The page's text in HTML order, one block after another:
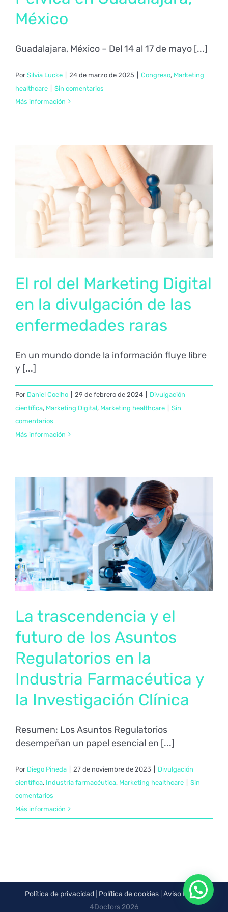
México
Guadalajara, México – Del 14 al 17 de mayo [...]
Por Silvia Lucke 24 de marzo de 2025 Congreso, Marketing
healthcare
Sin comentarios
Más información
El rol del Marketing Digital
en la divulgación de las
enfermedades raras
En un mundo donde la información fluye libre
y [...]
Por Daniel Coelho 29 de febrero de 2024
Divulgación
científica, Marketing Digital, Marketing healthcare
Sin
comentarios
Más información
La trascendencia y el
futuro de los Asuntos
Regulatorios en la
Industria Farmacéutica y
la Investigación Clínica
Resumen: Los Asuntos Regulatorios
desempeñan un papel esencial en [...]
Por Diego Pineda 27 de noviembre de 2023
Divulgación
científica, Industria farmacéutica, Marketing healthcare
Sin
comentarios
Más información
Política de privacidad| Política de cookies| Aviso Legal|
4Doctors2026